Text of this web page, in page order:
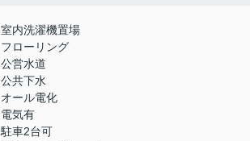
室内洗濯機置場
フローリング
公営水道
公共下水
オール電化
電気有
駐車2台可